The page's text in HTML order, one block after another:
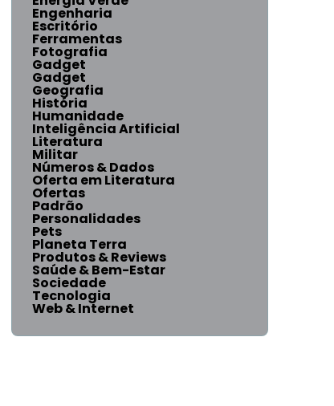
Engenharia
Escritório
Ferramentas
Fotografia
Gadget
Gadget
Geografia
História
Humanidade
Inteligência Artificial
Literatura
Militar
Números & Dados
Oferta em Literatura
Ofertas
Padrão
Personalidades
Pets
Planeta Terra
Produtos & Reviews
Saúde & Bem-Estar
Sociedade
Tecnologia
Web & Internet